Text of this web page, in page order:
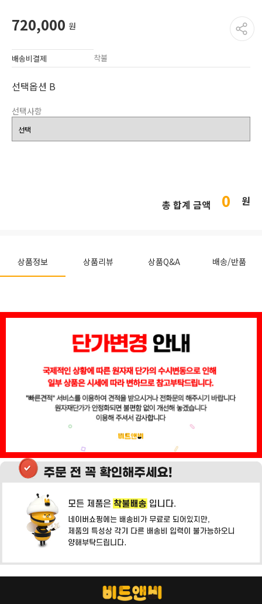
720,000 원
배송비결제 착불
선택옵션 B
선택사항
총 합계 금액 0 원
상품정보 상품리뷰 상품Q&A 배송/반품